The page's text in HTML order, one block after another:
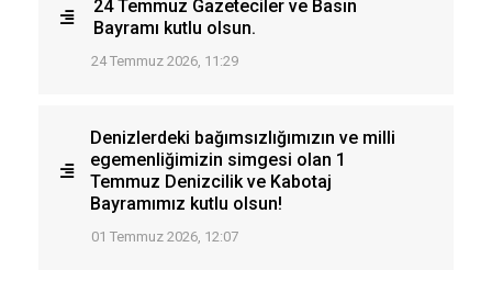
24 Temmuz Gazeteciler ve Basın
Bayramı kutlu olsun.
24 Temmuz 2026, 11:29
Denizlerdeki bağımsızlığımızın ve milli
egemenliğimizin simgesi olan 1
Temmuz Denizcilik ve Kabotaj
Bayramımız kutlu olsun!
01 Temmuz 2026, 12:07